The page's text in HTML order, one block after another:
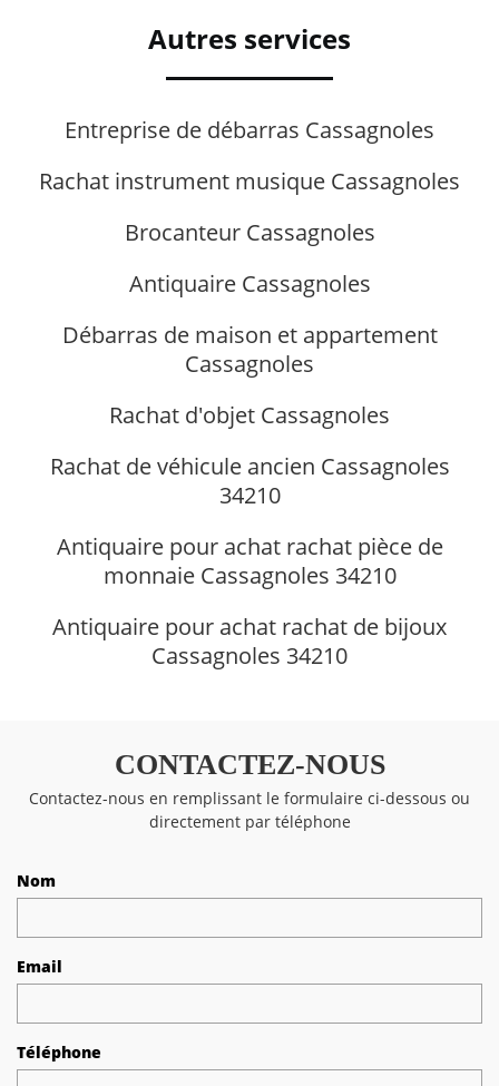
Autres services
Entreprise de débarras Cassagnoles
Rachat instrument musique Cassagnoles
Brocanteur Cassagnoles
Antiquaire Cassagnoles
Débarras de maison et appartement
Cassagnoles
Rachat d'objet Cassagnoles
Rachat de véhicule ancien Cassagnoles
34210
Antiquaire pour achat rachat pièce de
monnaie Cassagnoles 34210
Antiquaire pour achat rachat de bijoux
Cassagnoles 34210
CONTACTEZ-NOUS
Contactez-nous en remplissant le formulaire ci-dessous ou
directement par téléphone
Nom
Email
Téléphone